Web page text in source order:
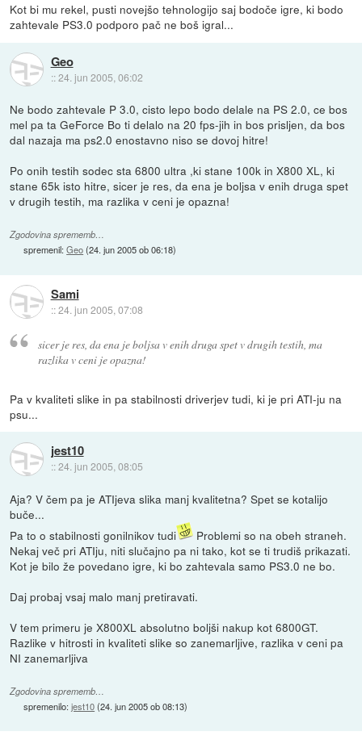
Kot bi mu rekel, pusti novejšo tehnologijo saj bodoče igre, ki bodo
zahtevale PS3.0 podporo pač ne boš igral...
Geo
::24. jun 2005, 06:02
Ne bodo zahtevale P 3.0, cisto lepo bodo delale na PS 2.0, ce bos
mel pa ta GeForce Bo ti delalo na 20 fps-jih in bos prisljen, da bos
dal nazaja ma ps2.0 enostavno niso se dovoj hitre!
Po onih testih sodec sta 6800 ultra ,ki stane 100k in X800 XL, ki
stane 65k isto hitre, sicer je res, da ena je boljsa v enih druga spet
v drugih testih, ma razlika v ceni je opazna!
Zgodovina sprememb…
spremenil:Geo(24. jun 2005 ob 06:18)
Sami
::24. jun 2005, 07:08
sicer je res, da ena je boljsa v enih druga spet v drugih testih, ma
razlika v ceni je opazna!
Pa v kvaliteti slike in pa stabilnosti driverjev tudi, ki je pri ATI-ju na
psu...
jest10
::24. jun 2005, 08:05
Aja? V čem pa je ATIjeva slika manj kvalitetna? Spet se kotalijo
buče...
Pa to o stabilnosti gonilnikov tudi
Problemi so na obeh straneh.
Nekaj več pri ATIju, niti slučajno pa ni tako, kot se ti trudiš prikazati.
Kot je bilo že povedano igre, ki bo zahtevala samo PS3.0 ne bo.
Daj probaj vsaj malo manj pretiravati.
V tem primeru je X800XL absolutno boljši nakup kot 6800GT.
Razlike v hitrosti in kvaliteti slike so zanemarljive, razlika v ceni pa
NI zanemarljiva
Zgodovina sprememb…
spremenilo:jest10(24. jun 2005 ob 08:13)